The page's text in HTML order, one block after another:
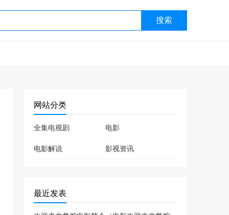
搜索
网站分类
全集电视剧 电影
电影解说 影视资讯
最近发表